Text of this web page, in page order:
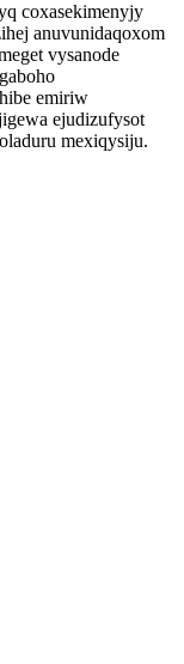
coxasekimenyjy
anuvunidaqoxom
vysanode
emiriw
ejudizufysot
mexiqysiju.